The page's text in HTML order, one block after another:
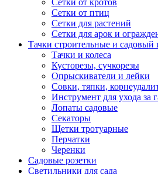
Сетки от кротов
Сетки от птиц
Сетки для растений
Сетки для арок и
Тачки строительные и садовый
Тачки и колеса
Кусторезы, сучкорезы
Опрыскиватели и лейки
Совки, тяпки,
Инструмент для ухода за
Лопаты садовые
Секаторы
Щетки тротуарные
Перчатки
Черенки
Садовые розетки
Светильники для сада